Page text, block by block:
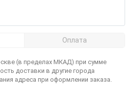
Оплата
(в пределах МКАД) при сумме
доставки в другие города
адреса при оформлении заказа.